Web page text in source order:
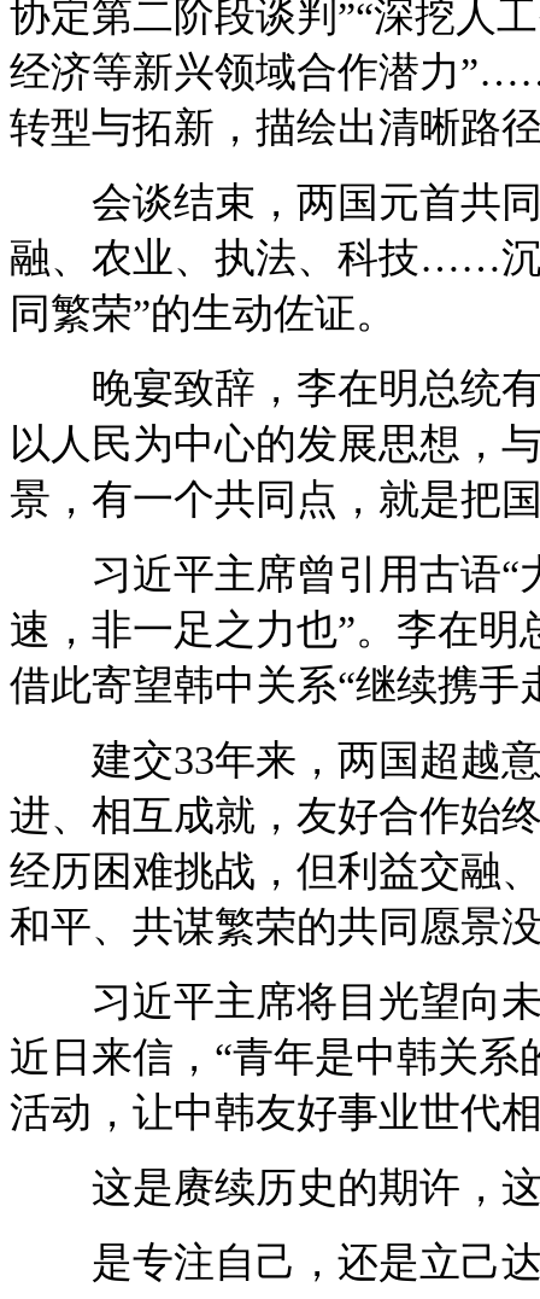
协定第二阶段谈判”“深挖人
经济等新兴领域合作潜力
转型与拓新，描绘出清晰路
会谈结束，两国元首共同
融、农业、执法、科技……
同繁荣”的生动佐证。
晚宴致辞，李在明总统有
以人民为中心的发展思想，
景，有一个共同点，就是把
习近平主席曾引用古语“
速，非一足之力也”。李在
借此寄望韩中关系“继续携手
建交33年来，两国超越意
进、相互成就，友好合作始
经历困难挑战，但利益交融
和平、共谋繁荣的共同愿景
习近平主席将目光望向未
近日来信，“青年是中韩关
活动，让中韩友好事业世代
这是赓续历史的期许，这
是专注自己，还是立己